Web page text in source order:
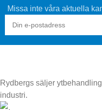
Missa inte våra aktuella
Rydbergs säljer
industri.